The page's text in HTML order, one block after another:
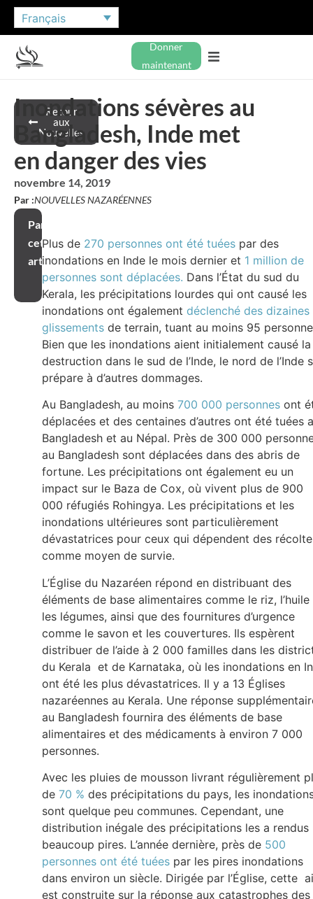
Français
Donner
maintenant
Retour
aux
Nouvelles
Inondations sévères au
Bangladesh, Inde met
en danger des vies
novembre 14, 2019
Par :NOUVELLES NAZARÉENNES
Partager
cet
article
Plus de 270 personnes ont été tuées par des
inondations en Inde le mois dernier et 1 million de
personnes sont déplacées. Dans l’État du sud du
Kerala, les précipitations lourdes qui ont causé les
inondations ont également déclenché des dizaines
glissements de terrain, tuant au moins 95
Bien que les inondations aient initialement causé la
destruction dans le sud de l’Inde, le nord de l’Inde
prépare à d’autres dommages.
Au Bangladesh, au moins 700 000 personnes ont
déplacées et des centaines d’autres ont été tuées
Bangladesh et au Népal. Près de 300 000
au Bangladesh sont déplacées dans des abris de
fortune. Les précipitations ont également eu un
impact sur le Baza de Cox, où vivent plus de 900
000 réfugiés Rohingya. Les précipitations et les
inondations ultérieures sont particulièrement
dévastatrices pour ceux qui dépendent des
comme moyen de survie.
L’Église du Nazaréen répond en distribuant des
éléments de base alimentaires comme le riz, l’huile
les légumes, ainsi que des fournitures d’urgence
comme le savon et les couvertures. Ils espèrent
distribuer de l’aide à 2 000 familles dans les
du Kerala et de Karnataka, où les inondations en
ont été les plus dévastatrices. Il y a 13 Églises
nazaréennes au Kerala. Une réponse
au Bangladesh fournira des éléments de base
alimentaires et des médicaments à environ 7 000
personnes.
Avec les pluies de mousson livrant régulièrement
de 70 % des précipitations du pays, les
sont quelque peu communes. Cependant, une
distribution inégale des précipitations les a rendus
beaucoup pires. L’année dernière, près de 500
personnes ont été tuées par les pires inondations
dans environ un siècle. Dirigée par l’Église, cette
est construite sur la réponse aux catastrophes des